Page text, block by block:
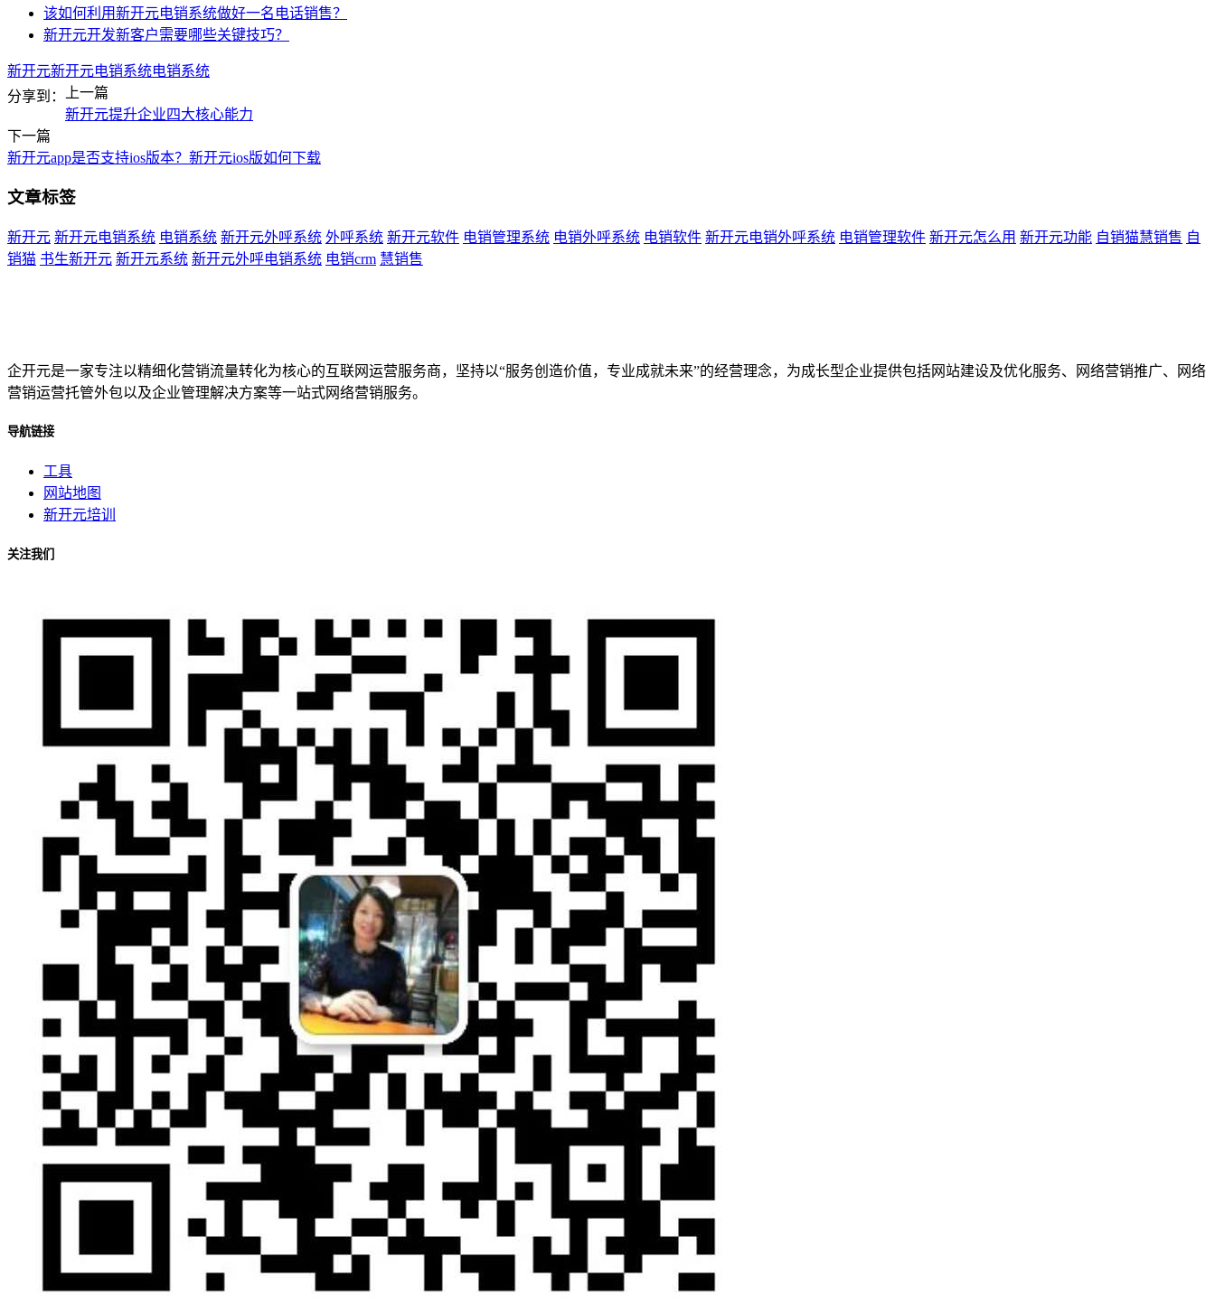
该如何利用新开元电销系统做好一名电话销售？
新开元开发新客户需要哪些关键技巧？
新开元新开元电销系统电销系统
分享到：
上一篇
新开元提升企业四大核心能力
下一篇
新开元app是否支持ios版本？新开元ios版如何下载
文章标签
新开元 新开元电销系统 电销系统 新开元外呼系统 外呼系统 新开元软件 电销管理系统 电销外呼系统 电销软件 新开元电销外呼系统 电销管理软件 新开元怎么用 新开元功能 自销猫慧销售 自
销猫 书生新开元 新开元系统 新开元外呼电销系统 电销crm 慧销售
企开元是一家专注以精细化营销流量转化为核心的互联网运营服务商，坚持以“服务创造价值，专业成就未来”的经营理念，为成长型企业提供包括网站建设及优化服务、网络营销推广、网络
营销运营托管外包以及企业管理解决方案等一站式网络营销服务。
导航链接
工具
网站地图
新开元培训
关注我们